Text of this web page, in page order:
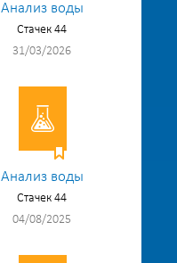
Анализ воды
Стачек 44
31/03/2026
Анализ воды
Стачек 44
04/08/2025